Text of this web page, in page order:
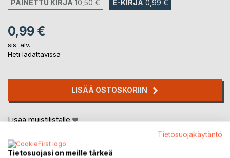
PAINETTU KIRJA 10,50 € E-KIRJA 0,99 €
0,99 €
sis. alv.
Heti ladattavissa
LISÄÄ OSTOSKORIIN
Lisää muistilistalle
Tietosuojakäytäntö
Tietosuojasi on meille tärkeä